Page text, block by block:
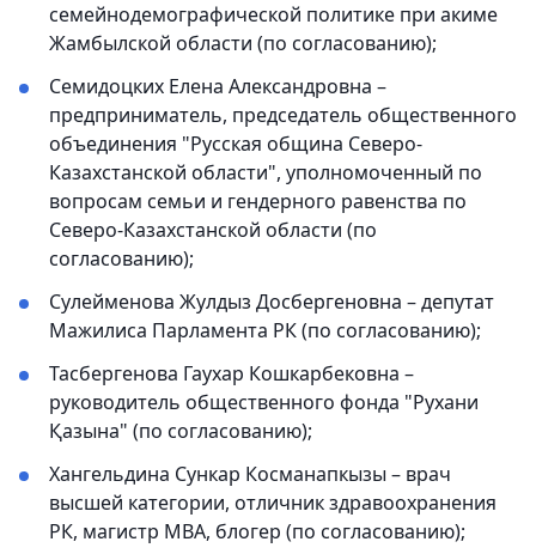
семейнодемографической политике при акиме
Жамбылской области (по согласованию);
Семидоцких Елена Александровна –
предприниматель, председатель общественного
объединения "Русская община Северо-
Казахстанской области", уполномоченный по
вопросам семьи и гендерного равенства по
Северо-Казахстанской области (по
согласованию);
Сулейменова Жулдыз Досбергеновна – депутат
Мажилиса Парламента РК (по согласованию);
Тасбергенова Гаухар Кошкарбековна –
руководитель общественного фонда "Рухани
Қазына" (по согласованию);
Хангельдина Сункар Косманапкызы – врач
высшей категории, отличник здравоохранения
РК, магистр МВА, блогер (по согласованию);